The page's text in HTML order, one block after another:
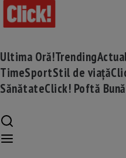
Ultima Oră!Trending
TimeSportStil de viață
SănătateClick! Poftă